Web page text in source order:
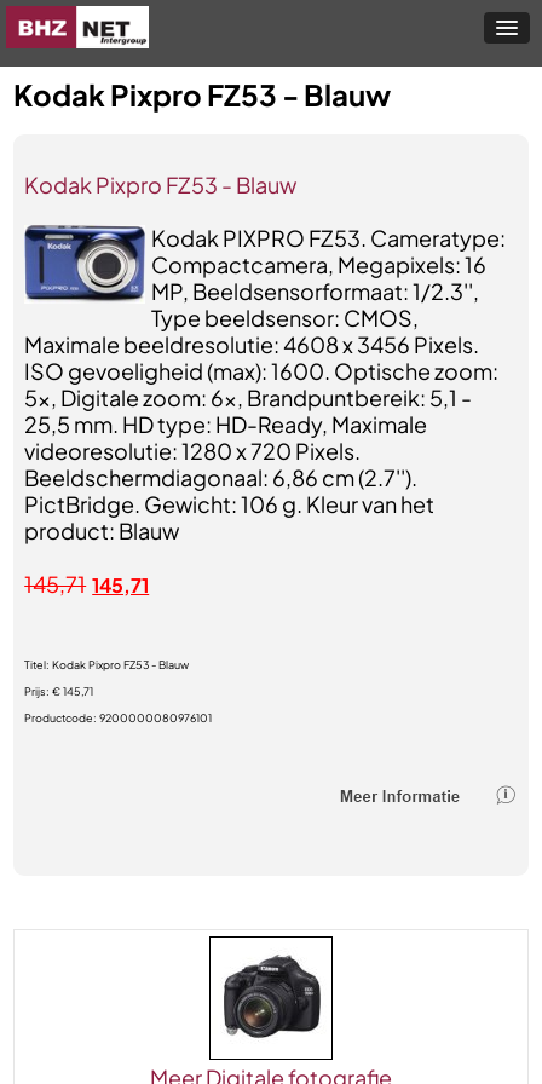
Kodak Pixpro FZ53 - Blauw
Kodak Pixpro FZ53 - Blauw
Kodak PIXPRO FZ53. Cameratype:
Compactcamera, Megapixels: 16
MP, Beeldsensorformaat: 1/2.3'',
Type beeldsensor: CMOS,
Maximale beeldresolutie: 4608 x 3456 Pixels.
ISO gevoeligheid (max): 1600. Optische zoom:
5x, Digitale zoom: 6x, Brandpuntbereik: 5,1 -
25,5 mm. HD type: HD-Ready, Maximale
videoresolutie: 1280 x 720 Pixels.
Beeldschermdiagonaal: 6,86 cm (2.7'').
PictBridge. Gewicht: 106 g. Kleur van het
product: Blauw
145,71 145,71
Titel:Kodak Pixpro FZ53 - Blauw
Prijs:€ 145,71
Productcode:9200000080976101
Meer Digitale fotografie